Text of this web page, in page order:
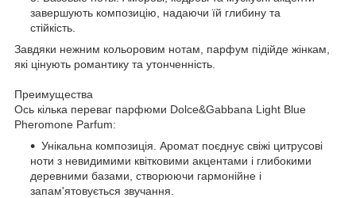
завершують композицію, надаючи їй глибину та
стійкість.
Завдяки нежним кольоровим нотам, парфум підійде жінкам,
які цінують романтику та утонченність.
Преимущества
Ось кілька переваг парфюми Dolce&Gabbana Light Blue
Pheromone Parfum:
Унікальна композиція. Аромат поєднує свіжі цитрусові
ноти з невидимими квітковими акцентами і глибокими
деревними базами, створюючи гармонійне і
запам'ятовується звучання.